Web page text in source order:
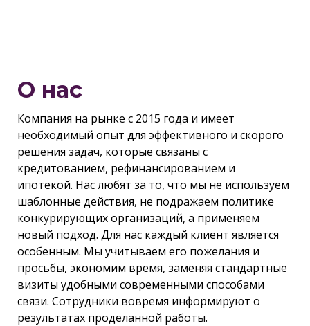
О нас
Компания на рынке с 2015 года и имеет
необходимый опыт для эффективного и скорого
решения задач, которые связаны с
кредитованием, рефинансированием и
ипотекой. Нас любят за то, что мы не используем
шаблонные действия, не подражаем политике
конкурирующих организаций, а применяем
новый подход. Для нас каждый клиент является
особенным. Мы учитываем его пожелания и
просьбы, экономим время, заменяя стандартные
визиты удобными современными способами
связи. Сотрудники вовремя информируют о
результатах проделанной работы.